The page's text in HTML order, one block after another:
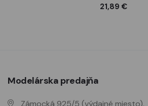
21,89 €
Modelárska predajňa
Zámocká 925/5 (výdajné miesto),